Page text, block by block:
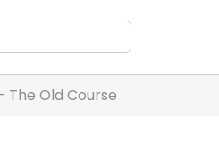
The Old Course